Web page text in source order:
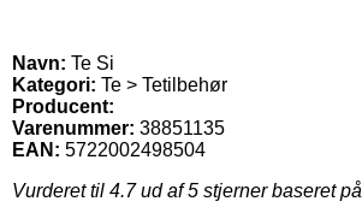
Navn: Te Si
Kategori: Te > Tetilbehør
Producent:
Varenummer: 38851135
EAN: 5722002498504
Vurderet til 4.7ud af 5 stjerner baseret på